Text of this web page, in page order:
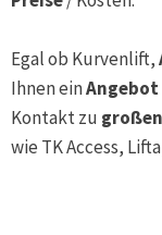
Egal ob Kurvenlift,
Ihnen ein
Kontakt zu
wie TK Access,